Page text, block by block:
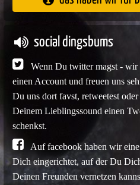
social dingsbums
Wenn Du twitter magst - wir
einen Account und freuen uns
Du uns dort favst, retweetest oder
Deinem Lieblingssound einen
schenkst.
Auf facebook haben wir
Dich eingerichtet, auf der Du
Deinen Freunden vernetzen